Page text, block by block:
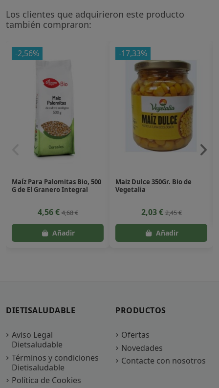
Los clientes que adquirieron este producto
también compraron:
-2,56%
Maíz Para Palomitas Bio, 500
G de El Granero Integral
4,56 €4,68 €
-17,33%
Maiz Dulce 350Gr. Bio de
Vegetalia
2,03 €2,45 €
DIETISALUDABLE
Aviso Legal
Dietsaludable
Términos y condiciones
Dietisaludable
Política de Cookies
PRODUCTOS
Ofertas
Novedades
Contacte con nosotros